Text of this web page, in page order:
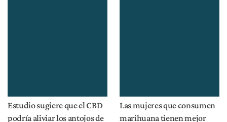
Estudio sugiere que el CBD
podría aliviar los antojos de
Las mujeres que consumen
marihuana tienen mejor